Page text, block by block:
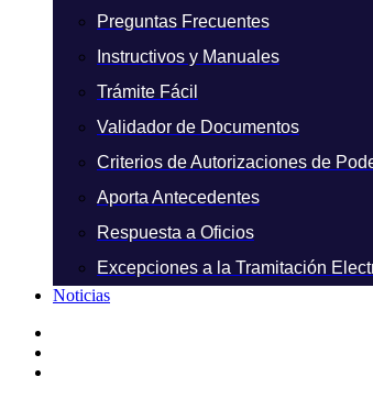
Preguntas Frecuentes
Instructivos y Manuales
Trámite Fácil
Validador de Documentos
Criterios de Autorizaciones de
Aporta Antecedentes
Respuesta a Oficios
Excepciones a la Tramitación
Noticias